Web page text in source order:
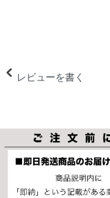
レビューを書く